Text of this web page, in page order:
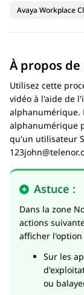
Avaya Workplace
À propos
Utilisez cette
vidéo à l'aide de
alphanumérique.
alphanumérique
qu'un utilisateur
Astuce :
Dans la zone
actions
afficher
Sur les
ou